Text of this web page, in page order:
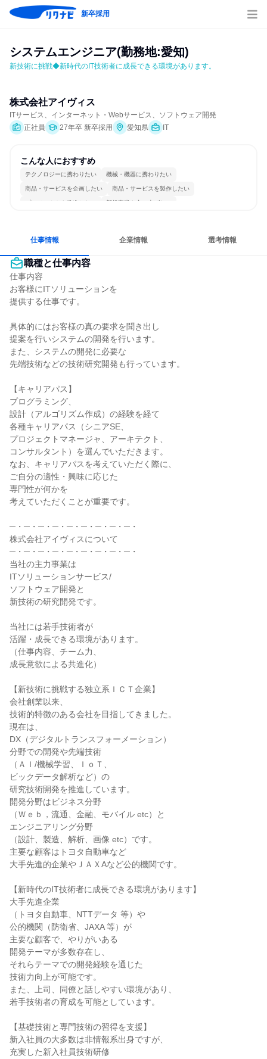
新卒採用
システムエンジニア(勤務地:愛知)
新技術に挑戦◆新時代のIT技術者に成長できる環境があります。
株式会社アイヴィス
ITサービス、インターネット・Webサービス、ソフトウェア開発
正社員
27年卒 新卒採用 愛知県 IT
こんな人におすすめ
テクノロジーに携わりたい 機械・機器に携わりたい
商品・サービスを企画したい 商品・サービスを製作したい
プロジェクトを推進したい 新規事業を立ち上げたい
仕事情報 企業情報 選考情報
職種と仕事内容
仕事内容
お客様にITソリューションを
提供する仕事です。
具体的にはお客様の真の要求を聞き出し
提案を行いシステムの開発を行います。
また、システムの開発に必要な
先端技術などの技術研究開発も行っています。
【キャリアパス】
プログラミング、
設計（アルゴリズム作成）の経験を経て
各種キャリアパス（シニアSE、
プロジェクトマネージャ、アーキテクト、
コンサルタント）を選んでいただきます。
なお、キャリアパスを考えていただく際に、
ご自分の適性・興味に応じた
専門性が何かを
考えていただくことが重要です。
─・─・─・─・─・─・─・─・─・
株式会社アイヴィスについて
─・─・─・─・─・─・─・─・─・
当社の主力事業は
ITソリューションサービス/
ソフトウェア開発と
新技術の研究開発です。
当社には若手技術者が
活躍・成長できる環境があります。
（仕事内容、チーム力、
成長意欲による共進化）
【新技術に挑戦する独立系ＩＣＴ企業】
会社創業以来、
技術的特徴のある会社を目指してきました。
現在は、
DX（デジタルトランスフォーメーション）
分野での開発や先端技術
（ＡＩ/機械学習、ＩｏＴ、
ビックデータ解析など）の
研究技術開発を推進しています。
開発分野はビジネス分野
（Ｗｅｂ，流通、金融、モバイル etc）と
エンジニアリング分野
（設計、製造、解析、画像 etc）です。
主要な顧客はトヨタ自動車など
大手先進的企業やＪＡＸAなど公的機関です。
【新時代のIT技術者に成長できる環境があります】
大手先進企業
（トヨタ自動車、NTTデータ 等）や
公的機関（防衛省、JAXA 等）が
主要な顧客で、やりがいある
開発テーマが多数存在し、
それらテーマでの開発経験を通じた
技術力向上が可能です。
また、上司、同僚と話しやすい環境があり、
若手技術者の育成を可能としています。
【基礎技術と専門技術の習得を支援】
新入社員の大多数は非情報系出身ですが、
充実した新入社員技術研修